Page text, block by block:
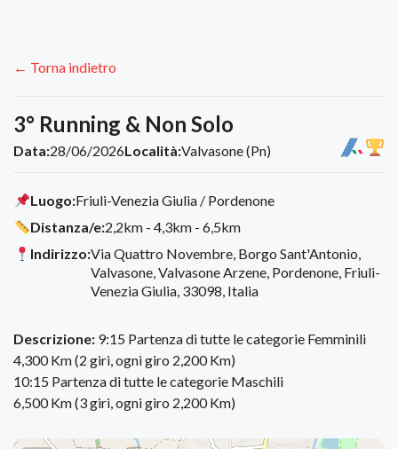
← Torna indietro
3° Running & Non Solo
Data:28/06/2026Località:Valvasone (Pn)
Luogo:Friuli-Venezia Giulia / Pordenone
Distanza/e:2,2km - 4,3km - 6,5km
Indirizzo:Via Quattro Novembre, Borgo Sant'Antonio,
Valvasone, Valvasone Arzene, Pordenone, Friuli-
Venezia Giulia, 33098, Italia
Descrizione: 9:15 Partenza di tutte le categorie Femminili
4,300 Km (2 giri, ogni giro 2,200 Km)
10:15 Partenza di tutte le categorie Maschili
6,500 Km (3 giri, ogni giro 2,200 Km)